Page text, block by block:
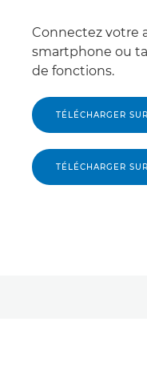
Connectez votre
smartphone ou
de fonctions.
TÉLÉCHARGER
TÉLÉCHARGER